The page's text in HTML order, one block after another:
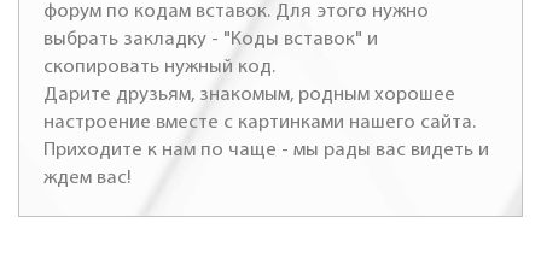
форум по кодам вставок. Для этого нужно
выбрать закладку - "Коды вставок" и
скопировать нужный код.
Дарите друзьям, знакомым, родным хорошее
настроение вместе с картинками нашего сайта.
Приходите к нам по чаще - мы рады вас видеть и
ждем вас!